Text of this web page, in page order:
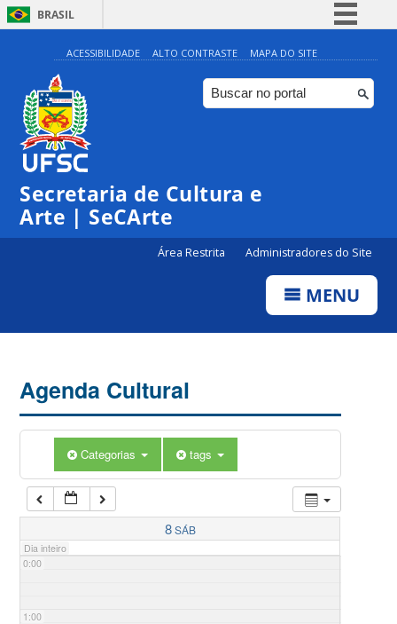
BRASIL
Simplifique!
Comunica BR
Participe
ACESSIBILIDADE ALTO CONTRASTE MAPA DO SITE
Secretaria de Cultura e
Arte | SeCArte
Área Restrita Administradores do Site
MENU
Agenda Cultural
Categorias tags
8SÁB
Dia inteiro
0:00
1:00